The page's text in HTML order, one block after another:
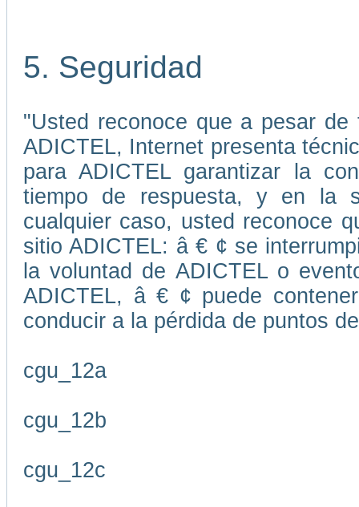
5. Seguridad
"Usted reconoce que a pesar
ADICTEL, Internet presenta
para ADICTEL garantizar la
tiempo de respuesta, y en la
cualquier caso, usted reconoce
sitio ADICTEL: â € ¢ se
la voluntad de ADICTEL o
ADICTEL, â € ¢ puede
conducir a la pérdida de puntos
cgu_12a
cgu_12b
cgu_12c